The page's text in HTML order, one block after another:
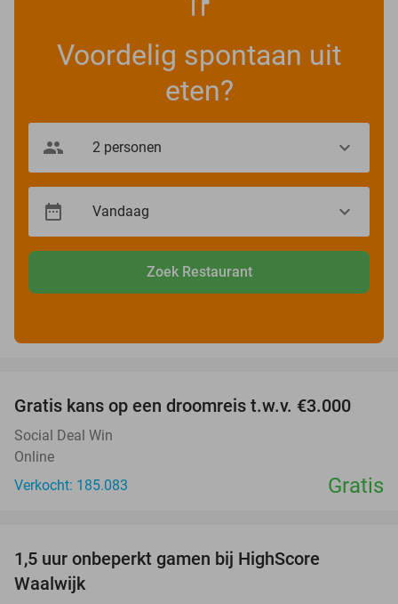
Voordelig spontaan uit
eten?
Zoek Restaurant
Gratis kans op een droomreis t.w.v. €3.000
Social Deal Win
Online
Verkocht: 185.083
Gratis
1,5 uur onbeperkt gamen bij HighScore
Waalwijk